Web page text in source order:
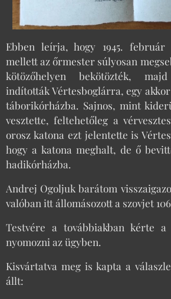
Ebben leírja, hogy 1945.
mellett az őrmester súlyosan
kötözőhelyen bekötözték,
indították Vértesboglárra, egy
táborikórházba. Sajnos, mint
vesztette, feltehetőleg a
orosz katona ezt jelentette is
hogy a katona meghalt, de ő
hadikórházba.
Andrej Ogoljuk barátom
valóban itt állomásozott a szovjet
Testvére a továbbiakban kérte a
nyomozni az ügyben.
Kisvártatva meg is kapta a
állt: